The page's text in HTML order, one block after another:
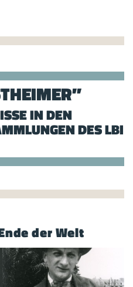
IN DEN
DES LBI
der Welt